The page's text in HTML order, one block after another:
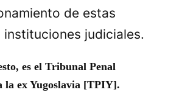
de estas
judiciales.
es el Tribunal Penal
ex Yugoslavia [TPIY].